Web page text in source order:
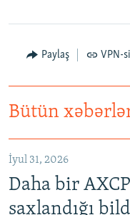
Paylaş VPN-
Bütün
İyul 31, 2026
Daha bir
saxlandığı